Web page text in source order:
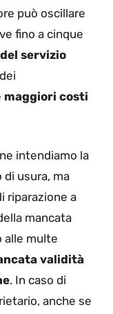
può oscillare
fino a cinque
servizio
maggiori costi
intendiamo la
usura, ma
riparazione a
mancata
alle multe
validità
. In caso di
anche se